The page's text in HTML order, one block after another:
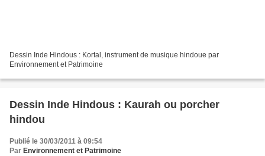
Dessin Inde Hindous : Kortal, instrument de musique hindoue par
Environnement et Patrimoine
Dessin Inde Hindous : Kaurah ou porcher
hindou
Publié le 30/03/2011 à 09:54
Par Environnement et Patrimoine